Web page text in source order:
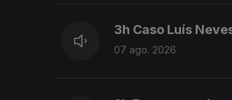
3h Caso Luís
07 ago. 2026